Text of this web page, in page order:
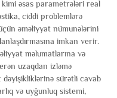
əsas parametrələri real
ciddi problemlərə
əməliyyat nümunələrini
imkan verir.
məlumatlarına və
uzaqdan izləmə
dəyişikliklərinə sürətli cavab
və uyğunluq sistemi,